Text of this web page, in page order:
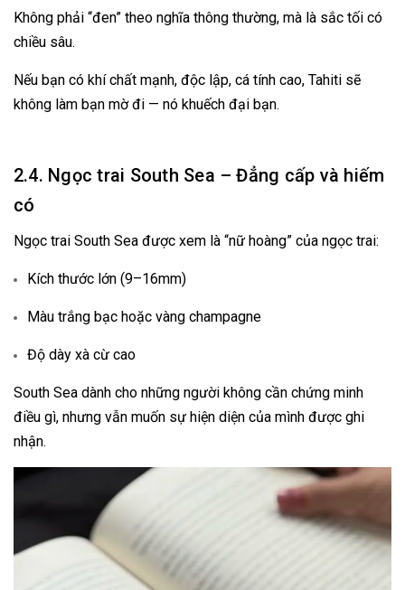
Không phải “đen” theo nghĩa thông thường, mà là sắc tối có
chiều sâu.
Nếu bạn có khí chất mạnh, độc lập, cá tính cao, Tahiti sẽ
không làm bạn mờ đi — nó khuếch đại bạn.
2.4. Ngọc trai South Sea – Đẳng cấp và hiếm
có
Ngọc trai South Sea được xem là “nữ hoàng” của ngọc trai:
Kích thước lớn (9–16mm)
Màu trắng bạc hoặc vàng champagne
Độ dày xà cừ cao
South Sea dành cho những người không cần chứng minh
điều gì, nhưng vẫn muốn sự hiện diện của mình được ghi
nhận.